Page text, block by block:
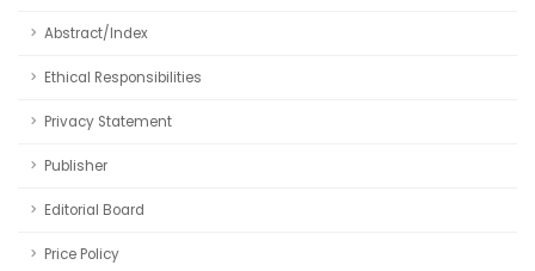
Abstract/Index
Ethical Responsibilities
Privacy Statement
Publisher
Editorial Board
Price Policy